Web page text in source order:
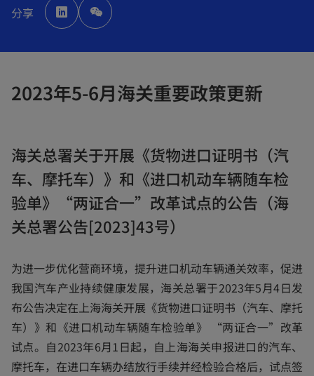
分享 p
e
n
t
a
2023年5-6月海关重要政策更新
海关总署关于开展《货物进口证明书（汽
车、摩托车）》和《进口机动车辆随车检
验单》“两证合一”改革试点的公告（海
关总署公告[2023]43号）
为进一步优化营商环境，提升进口机动车辆通关效率，促进
我国汽车产业持续健康发展，海关总署于2023年5月4日发
布公告决定在上海海关开展《货物进口证明书（汽车、摩托
车）》和《进口机动车辆随车检验单》 “两证合一”改革
试点。自2023年6月1日起，自上海海关申报进口的汽车、
摩托车，在进口车辆办结放行手续并经检验合格后，试点签